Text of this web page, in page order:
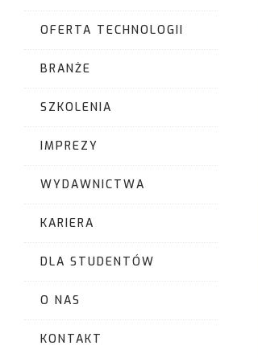
OFERTA TECHNOLOGII
BRANŻE
SZKOLENIA
IMPREZY
WYDAWNICTWA
KARIERA
DLA STUDENTÓW
O NAS
KONTAKT